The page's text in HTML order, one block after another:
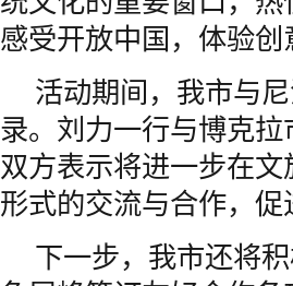
感受开放中国，体验创
活动期间，我市与
录。刘力一行与博克
双方表示将进一步在
形式的交流与合作，促
下一步，我市还将